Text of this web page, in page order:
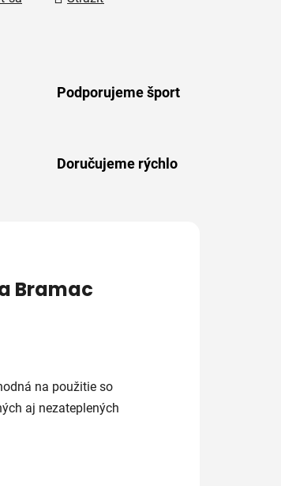
Podporujeme šport
Doručujeme rýchlo
Bramac
na použitie so
aj nezateplených